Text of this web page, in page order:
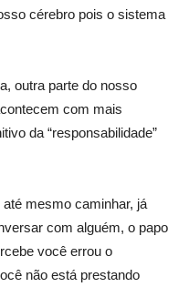
cérebro pois o sistema
outra parte do nosso
com mais
da “responsabilidade”
mesmo caminhar, já
com alguém, o papo
você errou o
não está prestando